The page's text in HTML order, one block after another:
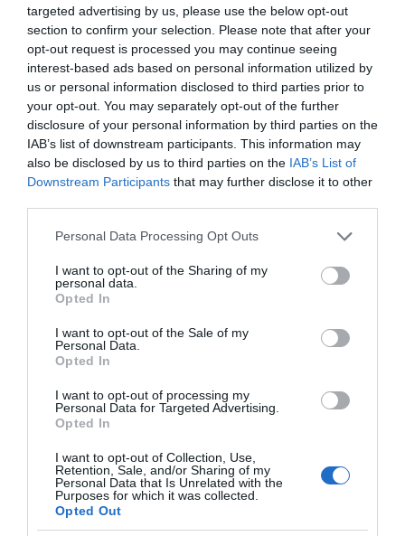
targeted advertising by us, please use the below opt-out
section to confirm your selection. Please note that after your
opt-out request is processed you may continue seeing
interest-based ads based on personal information utilized by
us or personal information disclosed to third parties prior to
your opt-out. You may separately opt-out of the further
disclosure of your personal information by third parties on the
IAB’s list of downstream participants. This information may
also be disclosed by us to third parties on the IAB’s List of
Downstream Participants that may further disclose it to other
Please note that this website/app uses one or more Google
not limited to your visit or usage behaviour. You may click to
grant or deny consent to Google and its third-party tags to
use your data for below specified purposes in below Google
consent section.
Personal Data Processing Opt Outs
I want to opt-out of the Sharing of my
personal data.
Opted In
I want to opt-out of the Sale of my
Personal Data.
Opted In
I want to opt-out of processing my
Personal Data for Targeted Advertising.
Opted In
I want to opt-out of Collection, Use,
Retention, Sale, and/or Sharing of my
Personal Data that Is Unrelated with the
Purposes for which it was collected.
Opted Out
ΔΙΑΒΑΣΤΕ ΚΑΙ ΤΑ ΠΑΡΑΚΑΤΩ
Ο καιρός των επομένων ημερών: Κανονικός
Αύγουστος με δυνατούς βοριάδες και σταδιακή
άνοδο της θερμοκρασίας
LIVE: Η Θεία Λειτουργία της Μεταμορφώσεως του